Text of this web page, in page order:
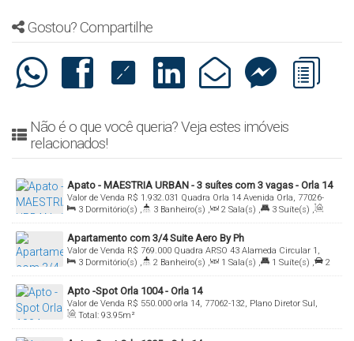
Gostou? Compartilhe
Não é o que você queria? Veja estes imóveis
relacionados!
Apato - MAESTRIA URBAN - 3 suítes com 3 vagas - Orla 14
R$ 1.932.031
Valor de Venda
Quadra Orla 14 Avenida Orla, 77026-
005, Graciosa - Orla 14, Palmas, Tocantins, Brasil
3 Dormitório(s) , 3 Banheiro(s) , 2 Sala(s) , 3 Suíte(s) ,
Total: 129.22m² , 3 Vaga(s)
Apartamento com 3/4 Suite Aero By Ph
R$ 769.000
Valor de Venda
Quadra ARSO 43 Alameda Circular 1,
77015-692, Plano Diretor Sul, Palmas, Tocantins, Brasil
3 Dormitório(s) , 2 Banheiro(s) , 1 Sala(s) , 1 Suíte(s) ,
2
Vaga(s)
Apto -Spot Orla 1004 - Orla 14
R$ 550.000
Valor de Venda
orla 14, 77062-132, Plano Diretor Sul,
Palmas, Tocantins, Brasil
Total: 93.95m²